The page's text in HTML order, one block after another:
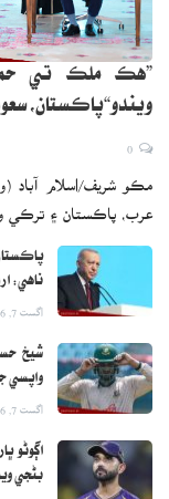
”هڪ ملڪ تي
ويندو“پاڪستان،
مڪو شريف/اسلام
عرب، پاڪستان ۽
ناهي:
اگست 7, 2026
شيخ
واپسي
اگست 7, 2026
اڳوڻو
بڻجي